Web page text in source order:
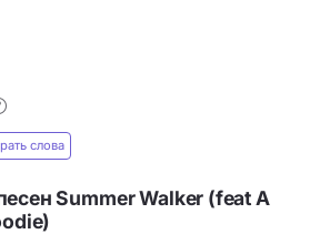
слова
Summer Walker (feat A